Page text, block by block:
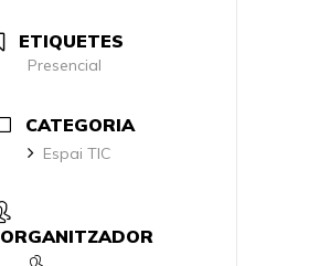
ETIQUETES
Presencial
CATEGORIA
Espai TIC
ORGANITZADOR